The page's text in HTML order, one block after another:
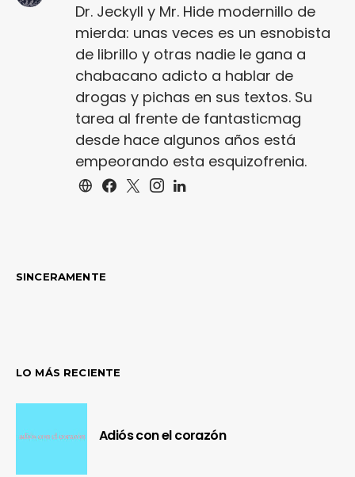
Dr. Jeckyll y Mr. Hide modernillo de
mierda: unas veces es un esnobista
de librillo y otras nadie le gana a
chabacano adicto a hablar de
drogas y pichas en sus textos. Su
tarea al frente de fantasticmag
desde hace algunos años está
empeorando esta esquizofrenia.
SINCERAMENTE
LO MÁS RECIENTE
Adiós con el corazón